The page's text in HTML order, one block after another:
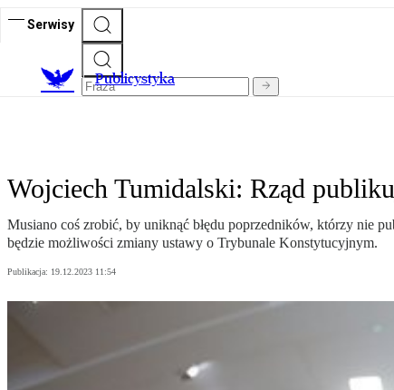
Serwisy
Publicystyka
Wojciech Tumidalski: Rząd
Musiano coś zrobić, by uniknąć błędu poprzedników, którzy nie
będzie możliwości zmiany ustawy o Trybunale Konstytucyjnym.
Publikacja: 19.12.2023 11:54